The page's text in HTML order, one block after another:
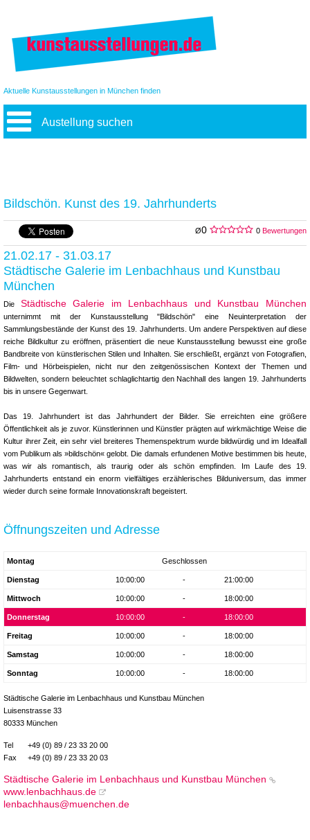
Aktuelle Kunstausstellungen in München finden
Austellung suchen
Bildschön. Kunst des 19. Jahrhunderts
Ø0 0 Bewertungen
21.02.17 - 31.03.17
Städtische Galerie im Lenbachhaus und Kunstbau
München
Die Städtische Galerie im Lenbachhaus und Kunstbau München
unternimmt mit der Kunstausstellung "Bildschön" eine Neuinterpretation der
Sammlungsbestände der Kunst des 19. Jahrhunderts. Um andere Perspektiven auf diese
reiche Bildkultur zu eröffnen, präsentiert die neue Kunstausstellung bewusst eine große
Bandbreite von künstlerischen Stilen und Inhalten. Sie erschließt, ergänzt von Fotografien,
Film- und Hörbeispielen, nicht nur den zeitgenössischen Kontext der Themen und
Bildwelten, sondern beleuchtet schlaglichtartig den Nachhall des langen 19. Jahrhunderts
bis in unsere Gegenwart.
Das 19. Jahrhundert ist das Jahrhundert der Bilder. Sie erreichten eine größere
Öffentlichkeit als je zuvor. Künstlerinnen und Künstler prägten auf wirkmächtige Weise die
Kultur ihrer Zeit, ein sehr viel breiteres Themenspektrum wurde bildwürdig und im Idealfall
vom Publikum als »bildschön« gelobt. Die damals erfundenen Motive bestimmen bis heute,
was wir als romantisch, als traurig oder als schön empfinden. Im Laufe des 19.
Jahrhunderts entstand ein enorm vielfältiges erzählerisches Bilduniversum, das immer
wieder durch seine formale Innovationskraft begeistert.
Öffnungszeiten und Adresse
Montag Geschlossen
Dienstag 10:00:00 - 21:00:00
Mittwoch 10:00:00 - 18:00:00
Donnerstag 10:00:00 - 18:00:00
Freitag 10:00:00 - 18:00:00
Samstag 10:00:00 - 18:00:00
Sonntag 10:00:00 - 18:00:00
Städtische Galerie im Lenbachhaus und Kunstbau München
Luisenstrasse 33
80333 München
Tel
+49 (0) 89 / 23 33 20 00
Fax
+49 (0) 89 / 23 33 20 03
Städtische Galerie im Lenbachhaus und Kunstbau München
www.lenbachhaus.de
lenbachhaus@muenchen.de